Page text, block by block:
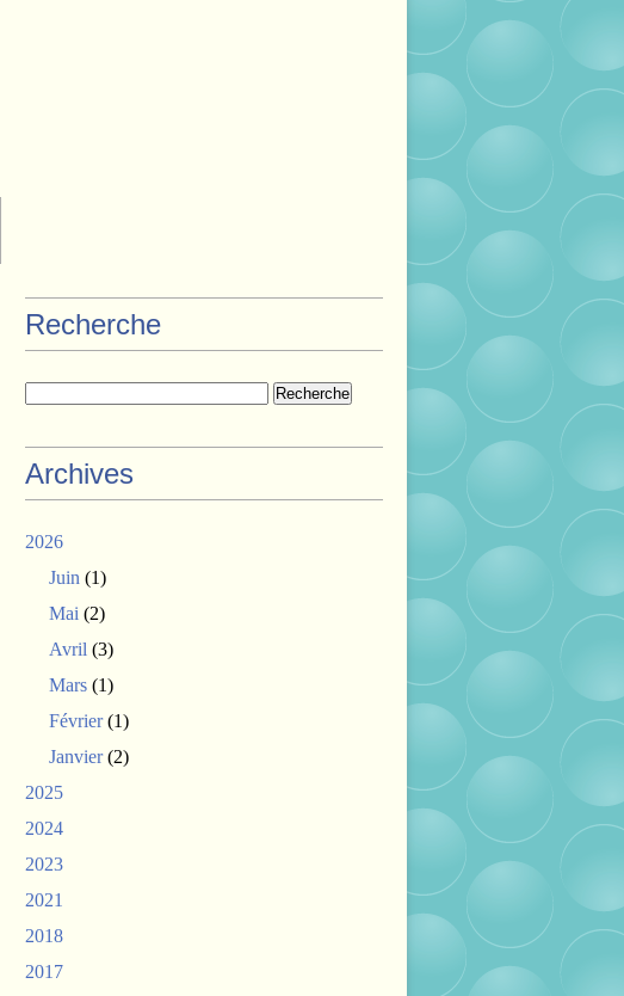
Recherche
Archives
2026
Juin (1)
Mai (2)
Avril (3)
Mars (1)
Février(1)
Janvier(2)
2025
2024
2023
2021
2018
2017